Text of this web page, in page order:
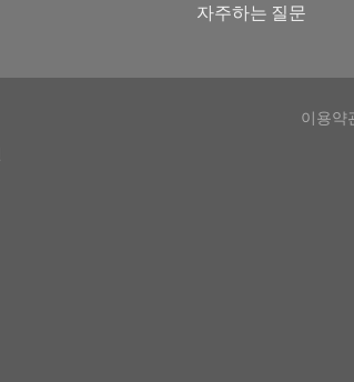
자주하는 질문
이용약